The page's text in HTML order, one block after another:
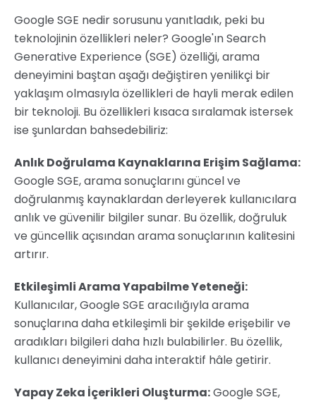
Google SGE nedir sorusunu yanıtladık, peki bu
teknolojinin özellikleri neler? Google'ın Search
Generative Experience (SGE) özelliği, arama
deneyimini baştan aşağı değiştiren yenilikçi bir
yaklaşım olmasıyla özellikleri de hayli merak edilen
bir teknoloji. Bu özellikleri kısaca sıralamak istersek
ise şunlardan bahsedebiliriz:
Anlık Doğrulama Kaynaklarına Erişim Sağlama:
Google SGE, arama sonuçlarını güncel ve
doğrulanmış kaynaklardan derleyerek kullanıcılara
anlık ve güvenilir bilgiler sunar. Bu özellik, doğruluk
ve güncellik açısından arama sonuçlarının kalitesini
artırır.
Etkileşimli Arama Yapabilme Yeteneği:
Kullanıcılar, Google SGE aracılığıyla arama
sonuçlarına daha etkileşimli bir şekilde erişebilir ve
aradıkları bilgileri daha hızlı bulabilirler. Bu özellik,
kullanıcı deneyimini daha interaktif hâle getirir.
Yapay Zeka İçerikleri Oluşturma:Google SGE,